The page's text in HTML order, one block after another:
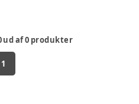
ud af0 produkter
1